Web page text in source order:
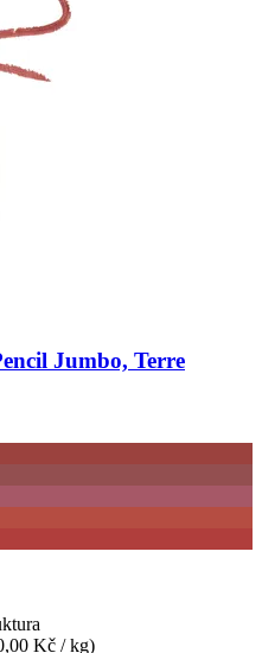
Jumbo, Terre
Kč / kg)